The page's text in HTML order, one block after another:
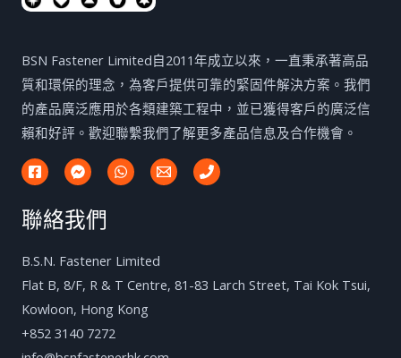
BSN Fastener Limited自2011年成立以來，一直秉承著高品
質和環保的理念，為客戶提供可靠的緊固件解決方案。我們
的產品廣泛應用於各類建築工程中，並已獲得客戶的廣泛信
賴和好評。歡迎聯繫我們了解更多產品信息及合作機會。
聯絡我們
B.S.N. Fastener Limited
Flat B, 8/F, R & T Centre, 81-83 Larch Street, Tai Kok Tsui,
Kowloon, Hong Kong
+852 3140 7272